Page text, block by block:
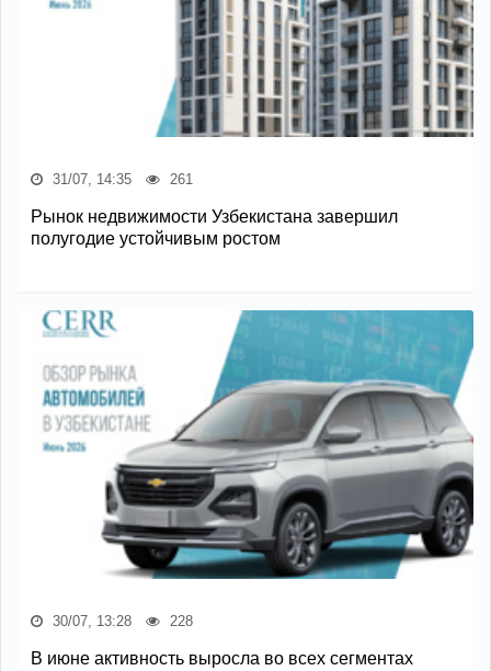
31/07, 14:35 261
Рынок недвижимости Узбекистана завершил
полугодие устойчивым ростом
30/07, 13:28 228
В июне активность выросла во всех сегментах